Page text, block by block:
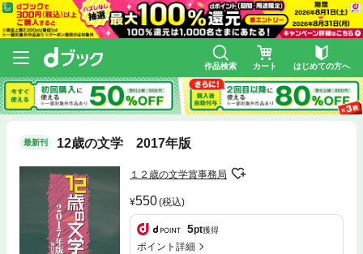
作品検索 カート はじめての方へ
最新刊 12歳の文学 2017年版
１２歳の文学賞事務局
550(税込)
5pt獲得
ポイント詳細